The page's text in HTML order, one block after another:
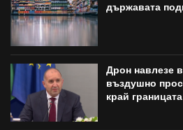
държавата
Дрон навлезе
въздушно
край